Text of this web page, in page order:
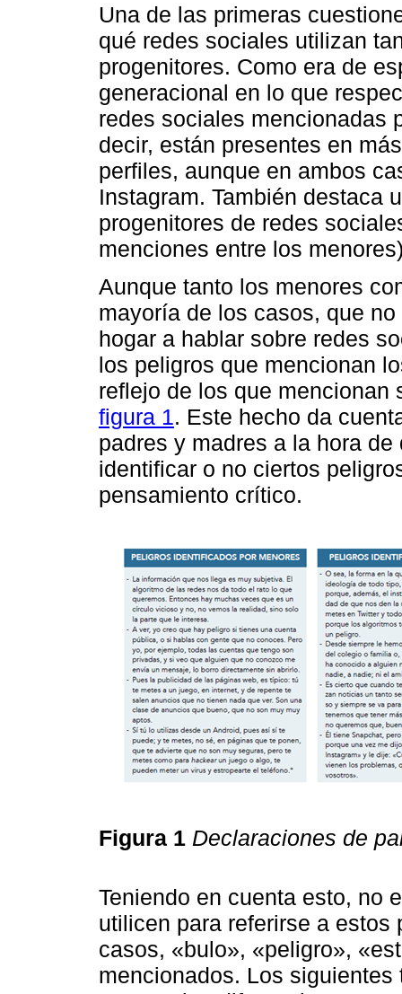
Una de las primeras
qué redes sociales utilizan
progenitores. Como era de
generacional en lo que
redes sociales mencionadas
decir, están presentes en
perfiles, aunque en ambos
Instagram. También destaca
progenitores de redes
menciones entre los
Aunque tanto los menores
mayoría de los casos, que
hogar a hablar sobre redes
los peligros que mencionan
reflejo de los que mencionan
figura 1. Este hecho da
padres y madres a la hora
identificar o no ciertos
pensamiento crítico.
Figura 1 Declaraciones de
Teniendo en cuenta esto, no
utilicen para referirse a
casos, «bulo», «peligro»,
mencionados. Los